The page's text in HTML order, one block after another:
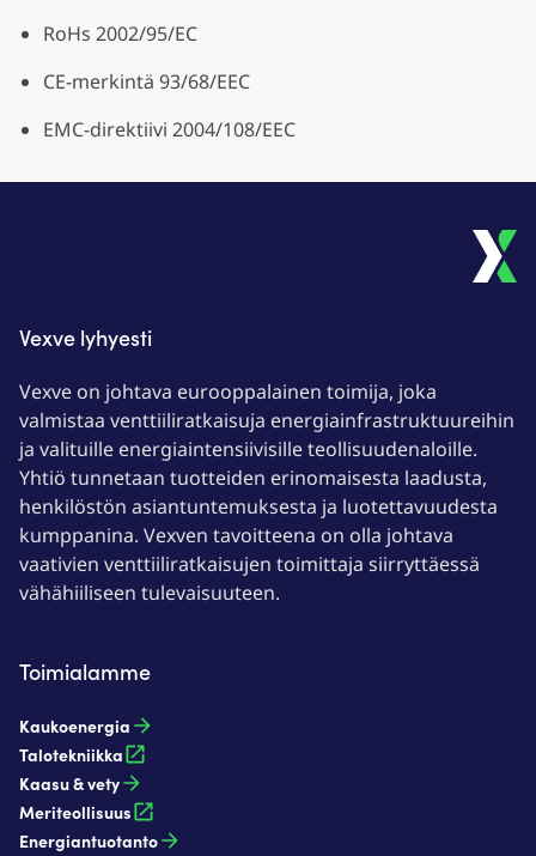
RoHs 2002/95/EC
CE-merkintä 93/68/EEC
EMC-direktiivi 2004/108/EEC
Vexve lyhyesti
Vexve on johtava eurooppalainen toimija, joka
valmistaa venttiiliratkaisuja energiainfrastruktuureihin
ja valituille energiaintensiivisille teollisuudenaloille.
Yhtiö tunnetaan tuotteiden erinomaisesta laadusta,
henkilöstön asiantuntemuksesta ja luotettavuudesta
kumppanina. Vexven tavoitteena on olla johtava
vaativien venttiiliratkaisujen toimittaja siirryttäessä
vähähiiliseen tulevaisuuteen.
Toimialamme
Kaukoenergia​
Talotekniikka
Kaasu & vety​
Meriteollisuus
Energiantuotanto​